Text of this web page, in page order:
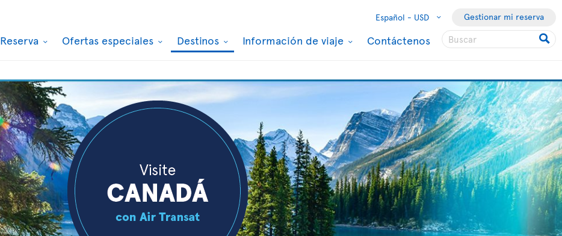
Español - USD Gestionar mi reserva
Reserva Ofertas especiales Destinos Información de viaje Contáctenos